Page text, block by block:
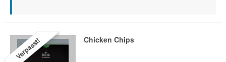
Verpasst! Chicken Chips